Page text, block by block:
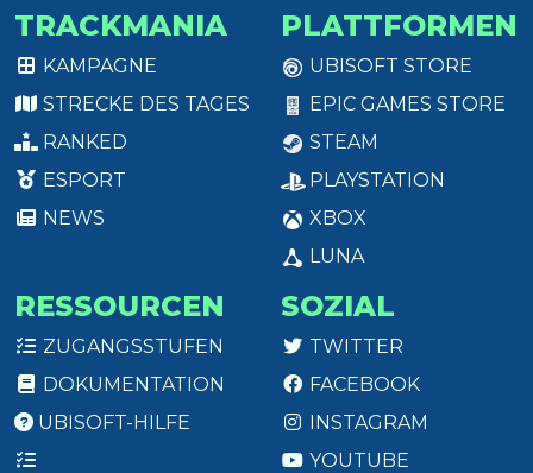
TRACKMANIA
KAMPAGNE
STRECKE DES TAGES
RANKED
ESPORT
NEWS
PLATTFORMEN
UBISOFT STORE
EPIC GAMES STORE
STEAM
PLAYSTATION
XBOX
LUNA
RESSOURCEN
ZUGANGSSTUFEN
DOKUMENTATION
UBISOFT-HILFE
SOZIAL
TWITTER
FACEBOOK
INSTAGRAM
YOUTUBE